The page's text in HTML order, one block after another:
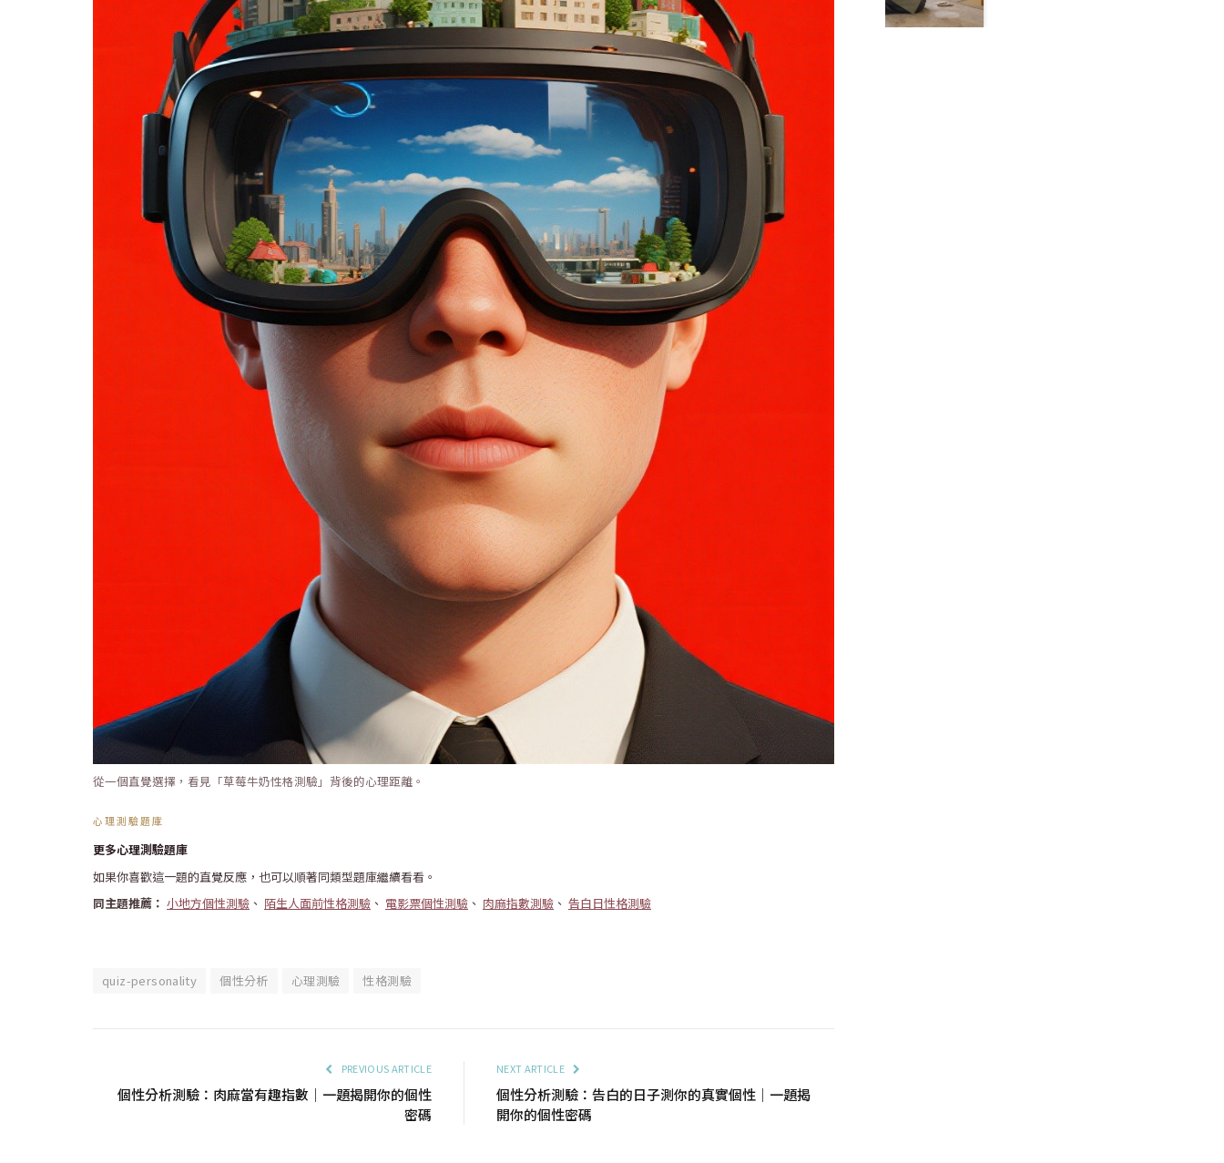
從一個直覺選擇，看見「草莓牛奶性格測驗」背後的心理距離。
心理測驗題庫
更多心理測驗題庫
如果你喜歡這一題的直覺反應，也可以順著同類型題庫繼續看看。
同主題推薦： 小地方個性測驗 、 陌生人面前性格測驗 、 電影票個性測驗 、 肉麻指數測驗 、 告白日性格測驗
quiz-personality 個性分析 心理測驗 性格測驗
PREVIOUS ARTICLE
個性分析測驗：肉麻當有趣指數｜一題揭開你的個性
密碼
NEXT ARTICLE
個性分析測驗：告白的日子測你的真實個性｜一題揭
開你的個性密碼